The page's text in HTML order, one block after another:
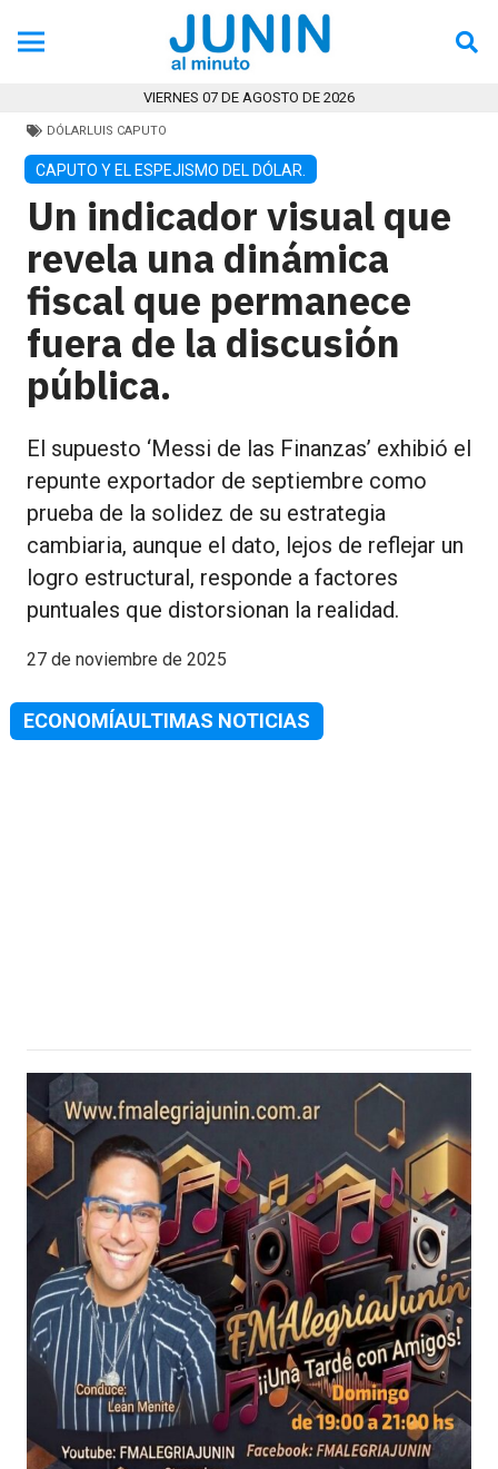
VIERNES 07 DE AGOSTO DE 2026
DÓLARLUIS CAPUTO
CAPUTO Y EL ESPEJISMO DEL DÓLAR.
Un indicador visual que
revela una dinámica
fiscal que permanece
fuera de la discusión
pública.
El supuesto ‘Messi de las Finanzas’ exhibió el
repunte exportador de septiembre como
prueba de la solidez de su estrategia
cambiaria, aunque el dato, lejos de reflejar un
logro estructural, responde a factores
puntuales que distorsionan la realidad.
27 de noviembre de 2025
ECONOMÍAULTIMAS NOTICIAS